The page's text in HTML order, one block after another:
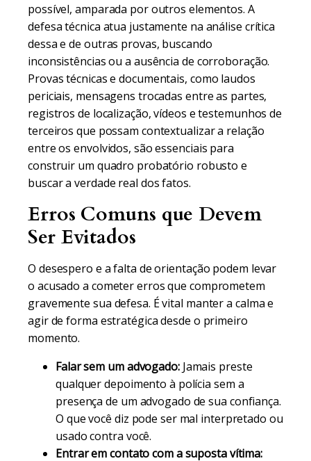
possível, amparada por outros elementos. A
defesa técnica atua justamente na análise crítica
dessa e de outras provas, buscando
inconsistências ou a ausência de corroboração.
Provas técnicas e documentais, como laudos
periciais, mensagens trocadas entre as partes,
registros de localização, vídeos e testemunhos de
terceiros que possam contextualizar a relação
entre os envolvidos, são essenciais para
construir um quadro probatório robusto e
buscar a verdade real dos fatos.
Erros Comuns que Devem
Ser Evitados
O desespero e a falta de orientação podem levar
o acusado a cometer erros que comprometem
gravemente sua defesa. É vital manter a calma e
agir de forma estratégica desde o primeiro
momento.
Falar sem um advogado:Jamais preste
qualquer depoimento à polícia sem a
presença de um advogado de sua confiança.
O que você diz pode ser mal interpretado ou
usado contra você.
Entrar em contato com a suposta vítima: